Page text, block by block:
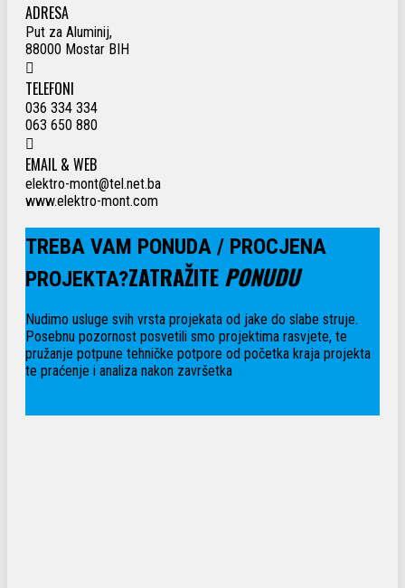
ADRESA
Put za Aluminij,
88000 Mostar BIH
TELEFONI
036 334 334
063 650 880
EMAIL & WEB
elektro-mont@tel.net.ba
www.elektro-mont.com
TREBA VAM PONUDA / PROCJENA
PROJEKTA?ZATRAŽITEPONUDU
Nudimo usluge svih vrsta projekata od jake do slabe struje.
Posebnu pozornost posvetili smo projektima rasvjete, te
pružanje potpune tehničke potpore od početka kraja projekta
te praćenje i analiza nakon završetka